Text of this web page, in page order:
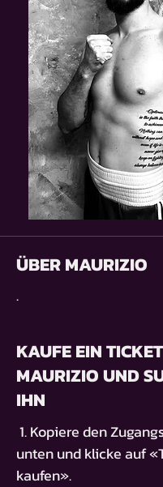
ÜBER MAURIZIO
.
KAUFE EIN
MAURIZIO UND
IHN
1. Kopiere den
unten und klicke auf
kaufen».